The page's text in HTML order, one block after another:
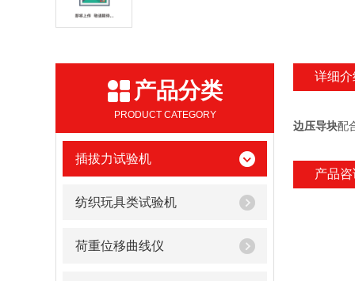
产品分类
PRODUCT CATEGORY
插拔力试验机
纺织玩具类试验机
荷重位移曲线仪
详细介
边压导块配
产品